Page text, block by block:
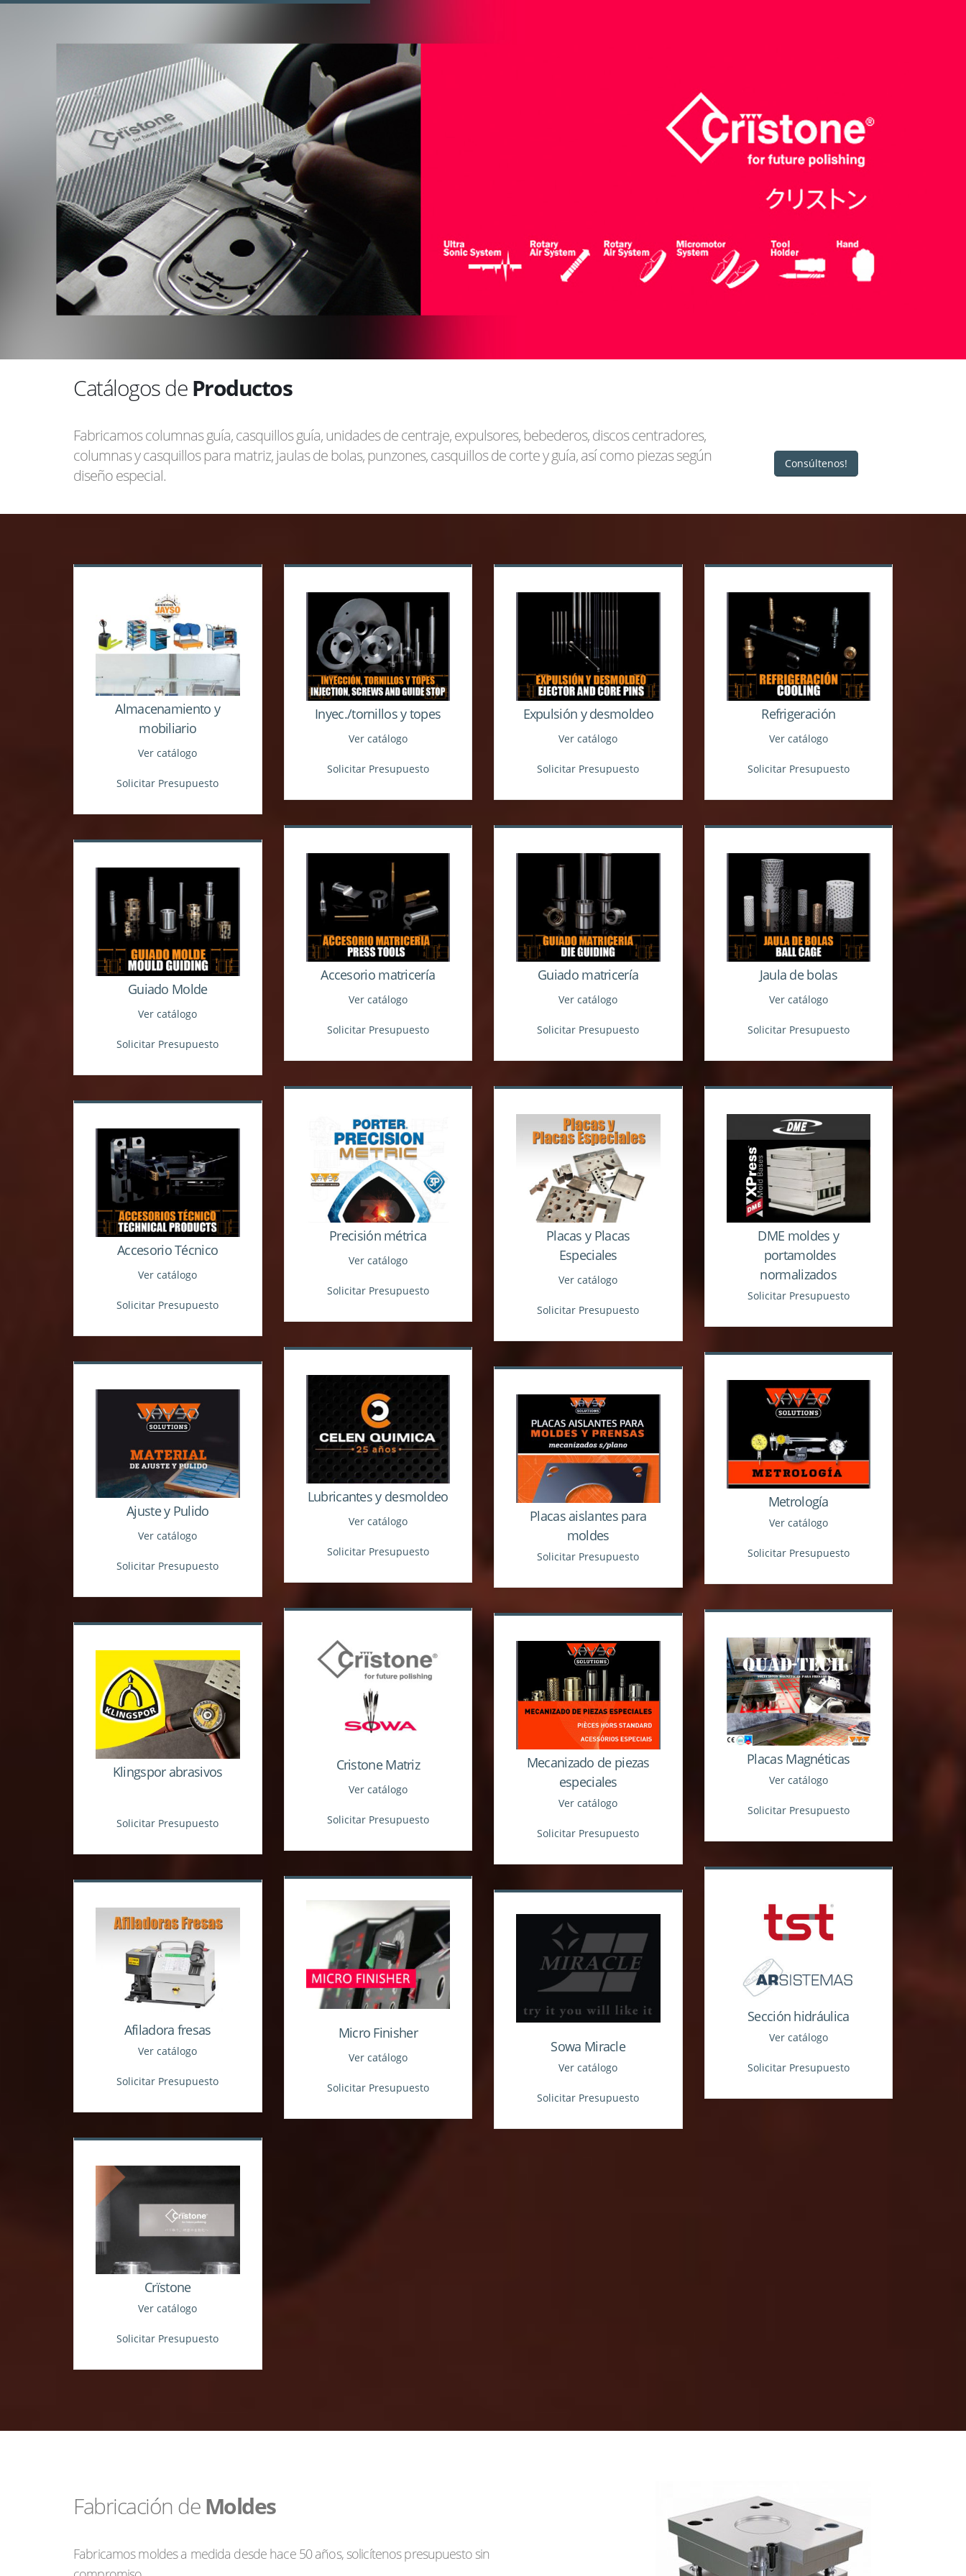
Catálogos deProductos
Fabricamos columnas guía, casquillos guía, unidades de centraje, expulsores, bebederos, discos centradores,
columnas y casquillos para matriz, jaulas de bolas, punzones, casquillos de corte y guía, así como piezas según
diseño especial.
Consúltenos!
Almacenamiento y
mobiliario
Ver catálogo
Solicitar Presupuesto
Guiado Molde
Ver catálogo
Solicitar Presupuesto
Accesorio Técnico
Ver catálogo
Solicitar Presupuesto
Ajuste y Pulido
Ver catálogo
Solicitar Presupuesto
Klingspor abrasivos
Solicitar Presupuesto
Afiladora fresas
Ver catálogo
Solicitar Presupuesto
Crïstone
Ver catálogo
Solicitar Presupuesto
Inyec./tornillos y topes
Ver catálogo
Solicitar Presupuesto
Accesorio matricería
Ver catálogo
Solicitar Presupuesto
Precisión métrica
Ver catálogo
Solicitar Presupuesto
Lubricantes y desmoldeo
Ver catálogo
Solicitar Presupuesto
Cristone Matriz
Ver catálogo
Solicitar Presupuesto
Micro Finisher
Ver catálogo
Solicitar Presupuesto
Expulsión y desmoldeo
Ver catálogo
Solicitar Presupuesto
Guiado matricería
Ver catálogo
Solicitar Presupuesto
Placas y Placas
Especiales
Ver catálogo
Solicitar Presupuesto
Placas aislantes para
moldes
Solicitar Presupuesto
Mecanizado de piezas
especiales
Ver catálogo
Solicitar Presupuesto
Sowa Miracle
Ver catálogo
Solicitar Presupuesto
Refrigeración
Ver catálogo
Solicitar Presupuesto
Jaula de bolas
Ver catálogo
Solicitar Presupuesto
DME moldes y
portamoldes
normalizados
Solicitar Presupuesto
Metrología
Ver catálogo
Solicitar Presupuesto
Placas Magnéticas
Ver catálogo
Solicitar Presupuesto
Sección hidráulica
Ver catálogo
Solicitar Presupuesto
Fabricación deMoldes
Fabricamos moldes a medida desde hace 50 años, solicítenos presupuesto sin